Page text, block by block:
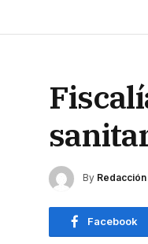
By Redacción
Facebook